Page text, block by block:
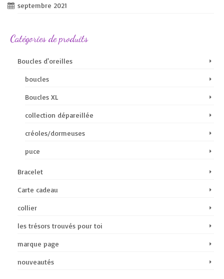
septembre 2021
Catégories de produits
Boucles d'oreilles
boucles
Boucles XL
collection dépareillée
créoles/dormeuses
puce
Bracelet
Carte cadeau
collier
les trésors trouvés pour toi
marque page
nouveautés